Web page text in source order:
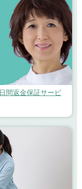
間返金保証サービ